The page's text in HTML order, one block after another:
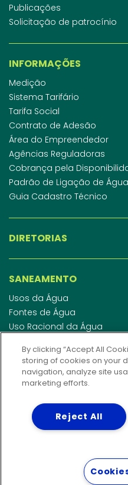
Publicações
Solicitação de patrocínio
INFORMAÇÕES
Medição
Sistema Tarifário
Tarifa Social
Contrato de Adesão
Área do Empreendedor
Agências Reguladoras
Cobrança pela
Padrão de Ligação de Água
Guia Cadastro Técnico
DIRETORIAS
SANEAMENTO
Usos da Água
Fontes de Água
Uso Racional da Água
Esgotamento Sanitário
Regulamento de Água e
Indicadores de qualidade
INVESTIDORES
By clicking “Accept All
storing of cookies on your
navigation, analyze site
marketing efforts.
Reject All